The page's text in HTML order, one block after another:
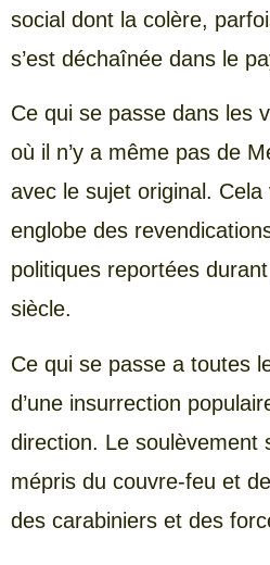
social dont la colère,
s’est déchaînée dans le
Ce qui se passe dans les
où il n’y a même pas de
avec le sujet original.
englobe des
politiques reportées
siècle.
Ce qui se passe a toutes
d’une insurrection
direction. Le soulèvement
mépris du couvre-feu et
des carabiniers et des